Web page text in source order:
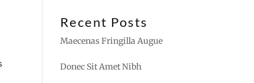
Recent Posts
Maecenas Fringilla Augue
Donec Sit Amet Nibh